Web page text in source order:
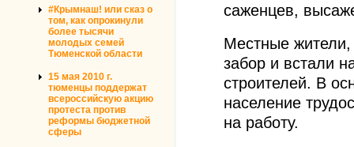
#Крымнаш! или сказ о
том, как опрокинули
более тысячи
молодых семей
Тюменской области
15 мая 2010 г.
тюменцы поддержат
всероссийскую акцию
протеста против
реформы бюджетной
сферы
саженцев,
Местные
забор и встали
строителей. В
население
на работу.